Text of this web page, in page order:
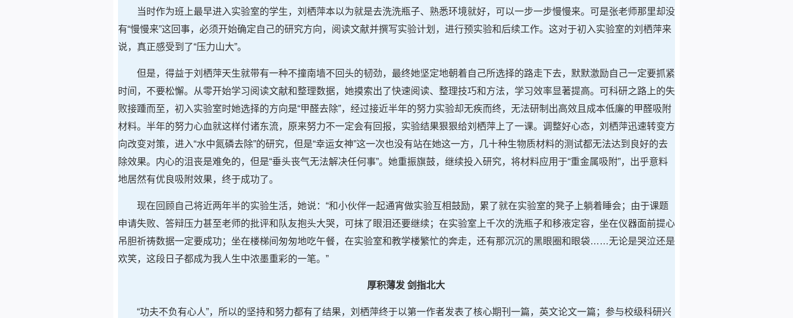
当时作为班上最早进入实验室的学生，刘栖萍本以为就是去洗洗瓶子、熟悉环境就好，可以一步一步慢慢来。可是张老师那里却没
有“慢慢来”这回事，必须开始确定自己的研究方向，阅读文献并撰写实验计划，进行预实验和后续工作。这对于初入实验室的刘栖萍来
说，真正感受到了“压力山大”。
但是，得益于刘栖萍天生就带有一种不撞南墙不回头的韧劲，最终她坚定地朝着自己所选择的路走下去，默默激励自己一定要抓紧
时间，不要松懈。从零开始学习阅读文献和整理数据，她摸索出了快速阅读、整理技巧和方法，学习效率显著提高。可科研之路上的失
败接踵而至，初入实验室时她选择的方向是“甲醛去除”，经过接近半年的努力实验却无疾而终，无法研制出高效且成本低廉的甲醛吸附
材料。半年的努力心血就这样付诸东流，原来努力不一定会有回报，实验结果狠狠给刘栖萍上了一课。调整好心态，刘栖萍迅速转变方
向改变对策，进入“水中氮磷去除”的研究，但是“幸运女神”这一次也没有站在她这一方，几十种生物质材料的测试都无法达到良好的去
除效果。内心的沮丧是难免的，但是“垂头丧气无法解决任何事”。她重振旗鼓，继续投入研究，将材料应用于“重金属吸附”，出乎意料
地居然有优良吸附效果，终于成功了。
现在回顾自己将近两年半的实验生活，她说：“和小伙伴一起通宵做实验互相鼓励，累了就在实验室的凳子上躺着睡会；由于课题
申请失败、答辩压力甚至老师的批评和队友抱头大哭，可抹了眼泪还要继续；在实验室上千次的洗瓶子和移液定容，坐在仪器面前提心
吊胆祈祷数据一定要成功；坐在楼梯间匆匆地吃午餐，在实验室和教学楼繁忙的奔走，还有那沉沉的黑眼圈和眼袋……无论是哭泣还是
欢笑，这段日子都成为我人生中浓墨重彩的一笔。”
厚积薄发 剑指北大
“功夫不负有心人”，所以的坚持和努力都有了结果，刘栖萍终于以第一作者发表了核心期刊一篇，英文论文一篇；参与校级科研兴